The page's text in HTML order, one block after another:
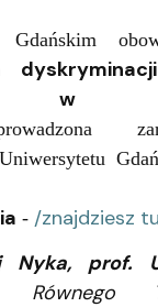
w
-/znajdziesz
prof.
Równego